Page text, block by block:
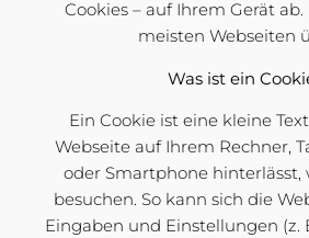
Cookies – auf Ihrem Gerät
meisten Webseiten
Was ist ein
Ein Cookie ist eine kleine
Webseite auf Ihrem Rechner,
oder Smartphone hinterlässt,
besuchen. So kann sich die
Eingaben und Einstellungen (z.